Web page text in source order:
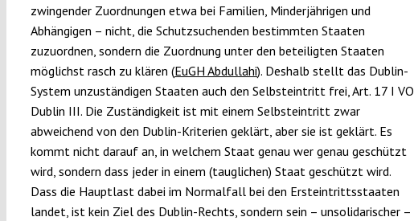
zwingender Zuordnungen etwa bei Familien, Minderjährigen und
Abhängigen – nicht, die Schutzsuchenden bestimmten Staaten
zuzuordnen, sondern die Zuordnung unter den beteiligten Staaten
möglichst rasch zu klären (EuGH Abdullahi). Deshalb stellt das Dublin-
System unzuständigen Staaten auch den Selbsteintritt frei, Art. 17 I VO
Dublin III. Die Zuständigkeit ist mit einem Selbsteintritt zwar
abweichend von den Dublin-Kriterien geklärt, aber sie ist geklärt. Es
kommt nicht darauf an, in welchem Staat genau wer genau geschützt
wird, sondern dass jeder in einem (tauglichen) Staat geschützt wird.
Dass die Hauptlast dabei im Normalfall bei den Ersteintrittsstaaten
landet, ist kein Ziel des Dublin-Rechts, sondern sein – unsolidarischer –